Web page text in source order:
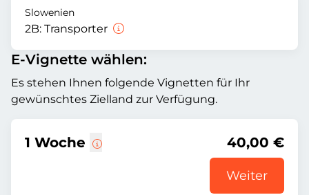
Slowenien
2B: Transporter
E-Vignette wählen:
Es stehen Ihnen folgende Vignetten für Ihr
gewünschtes Zielland zur Verfügung.
1 Woche 40,00 €
Weiter